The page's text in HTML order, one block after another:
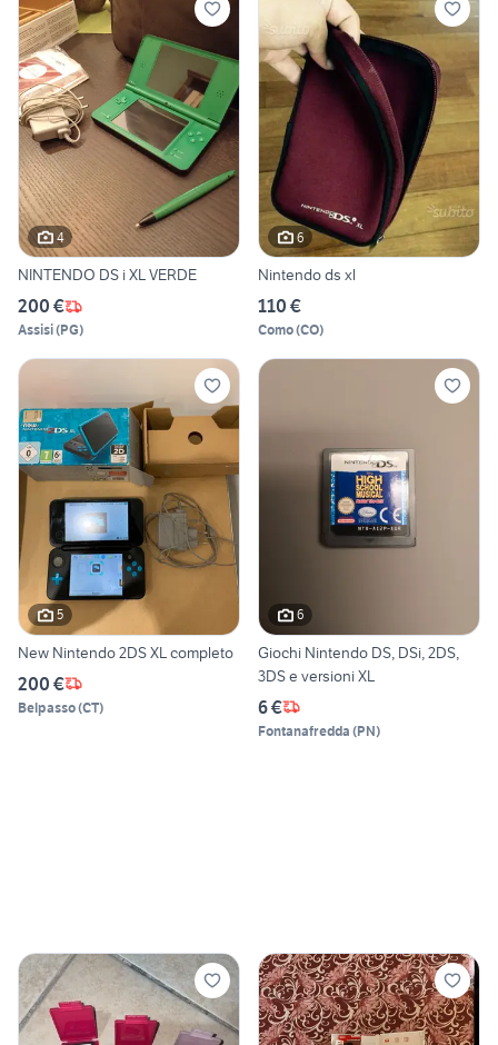
4
NINTENDO DS i XL VERDE
200 €
Assisi(PG)
6
Nintendo ds xl
110 €
Como(CO)
5
New Nintendo 2DS XL completo
200 €
Belpasso(CT)
6
Giochi Nintendo DS, DSi, 2DS,
3DS e versioni XL
6 €
Fontanafredda (PN)